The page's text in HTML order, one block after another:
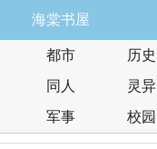
海棠书屋
都市 历史
同人 灵异
军事 校园